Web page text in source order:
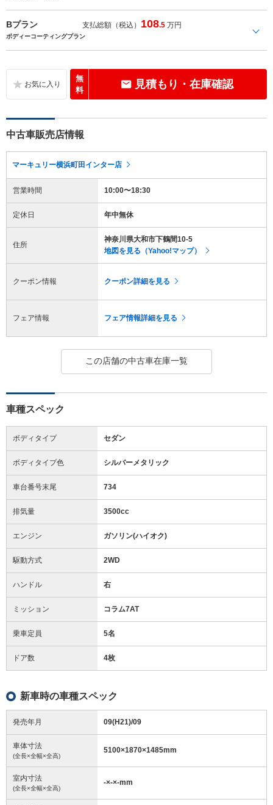
Bプラン 支払総額（税込） 108.5 万円
ボディーコーティングプラン
無
料
見積もり・在庫確認
中古車販売店情報
マーキュリー横浜町田インター店
営業時間 10:00〜18:30
定休日 年中無休
住所
神奈川県大和市下鶴間10-5
地図を見る（Yahoo!マップ）
クーポン情報 クーポン詳細を見る
フェア情報 フェア情報詳細を見る
この店舗の中古車在庫一覧
車種スペック
ボディタイプ セダン
ボディタイプ色 シルバーメタリック
車台番号末尾 734
排気量 3500cc
エンジン ガソリン(ハイオク)
駆動方式 2WD
ハンドル 右
ミッション コラム7AT
乗車定員 5名
ドア数 4枚
新車時の車種スペック
発売年月 09(H21)/09
車体寸法
(全長×全幅×全高)
5100×1870×1485mm
室内寸法
(全長×全幅×全高)
-×-×-mm